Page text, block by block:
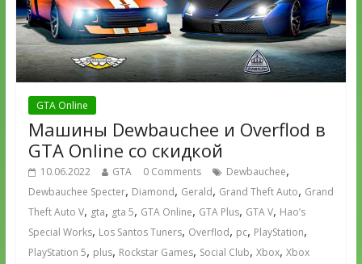
GTA Online
Машины Dewbauchee и Overflod в
GTA Online со скидкой
10.06.2022 GTA 0 Comments Dewbauchee,
Dewbauchee Specter, Diamond, Gerald, Grand Theft Auto, Grand
Theft Auto V, gta, gta 5, GTA Online, GTA Plus, GTA V, Hao’s
Special Works, Los Santos Tuners, Overflod, pc, PlayStation,
PlayStation 5, plus, Rockstar Games, Social Club, Xbox, Xbox